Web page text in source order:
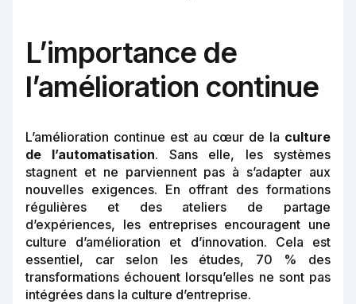
L’importance de
l’amélioration continue
L’amélioration continue est au cœur de la culture
de l’automatisation. Sans elle, les systèmes
stagnent et ne parviennent pas à s’adapter aux
nouvelles exigences. En offrant des formations
régulières et des ateliers de partage
d’expériences, les entreprises encouragent une
culture d’amélioration et d’innovation. Cela est
essentiel, car selon les études, 70 % des
transformations échouent lorsqu’elles ne sont pas
intégrées dans la culture d’entreprise.